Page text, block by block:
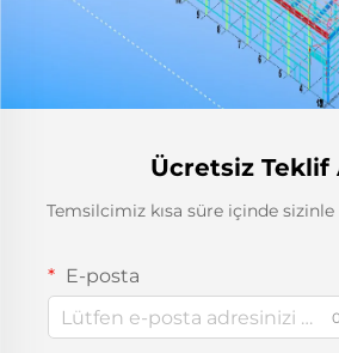
Ücretsiz Teklif
Temsilcimiz kısa süre içinde
E-posta